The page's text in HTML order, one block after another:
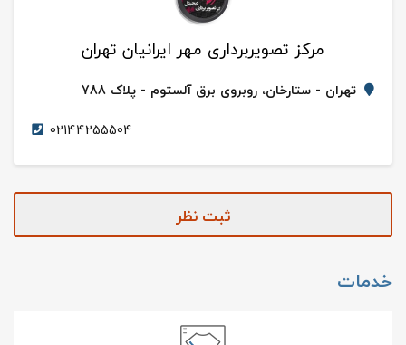
مرکز تصویربرداری مهر ایرانیان تهران
تهران - ستارخان، روبروی برق آلستوم - پلاک 788
02144255504
ثبت نظر
خدمات